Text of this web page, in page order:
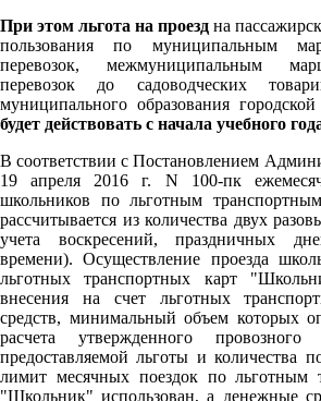
При этом льгота на проезд на
пользования по муниципальным
перевозок, межмуниципальным
перевозок до садоводческих
муниципального образования
будет действовать с начала учебного
В соответствии с Постановлением
19 апреля 2016 г. N 100-пк
школьников по льготным
рассчитывается из количества двух
учета воскресений, праздничных
времени). Осуществление проезда
льготных транспортных карт
внесения на счет льготных
средств, минимальный объем которых
расчета утвержденного
предоставляемой льготы и количества
лимит месячных поездок по льготным
"Школьник" использован, а денежные